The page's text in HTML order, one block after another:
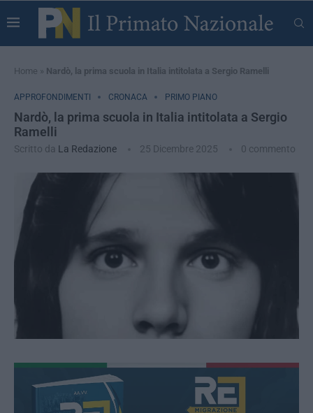
Home » Nardò, la prima scuola in Italia intitolata a Sergio Ramelli
APPROFONDIMENTI CRONACA PRIMO PIANO
Nardò, la prima scuola in Italia intitolata a Sergio
Ramelli
Scritto da La Redazione 25 Dicembre 2025 0 commento